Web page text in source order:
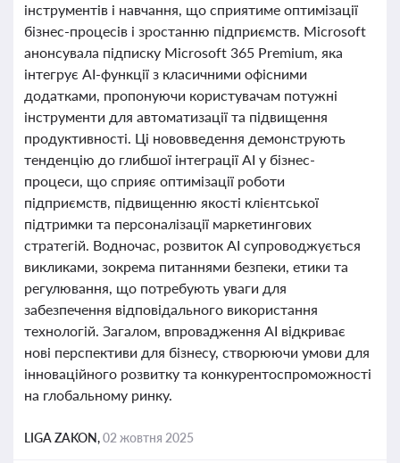
інструментів і навчання, що сприятиме оптимізації
бізнес-процесів і зростанню підприємств. Microsoft
анонсувала підписку Microsoft 365 Premium, яка
інтегрує AI-функції з класичними офісними
додатками, пропонуючи користувачам потужні
інструменти для автоматизації та підвищення
продуктивності. Ці нововведення демонструють
тенденцію до глибшої інтеграції AI у бізнес-
процеси, що сприяє оптимізації роботи
підприємств, підвищенню якості клієнтської
підтримки та персоналізації маркетингових
стратегій. Водночас, розвиток AI супроводжується
викликами, зокрема питаннями безпеки, етики та
регулювання, що потребують уваги для
забезпечення відповідального використання
технологій. Загалом, впровадження AI відкриває
нові перспективи для бізнесу, створюючи умови для
інноваційного розвитку та конкурентоспроможності
на глобальному ринку.
LIGA ZAKON,02 жовтня 2025